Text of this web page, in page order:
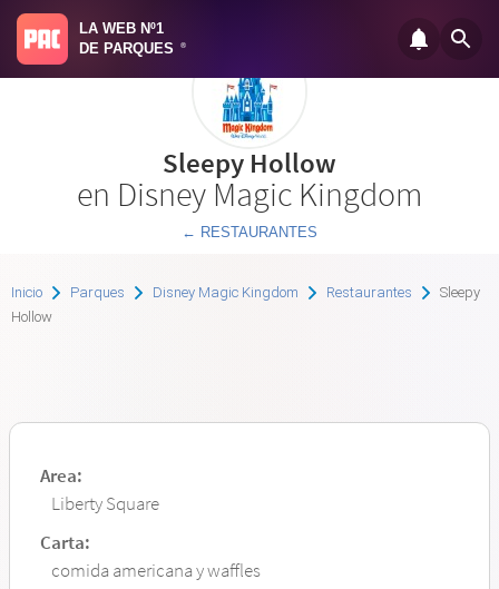
LA WEB Nº1
DE PARQUES
®
Sleepy Hollow
en Disney Magic Kingdom
← RESTAURANTES
Inicio Parques Disney Magic Kingdom Restaurantes
Sleepy
Hollow
Area:
Liberty Square
Carta:
comida americana y waffles